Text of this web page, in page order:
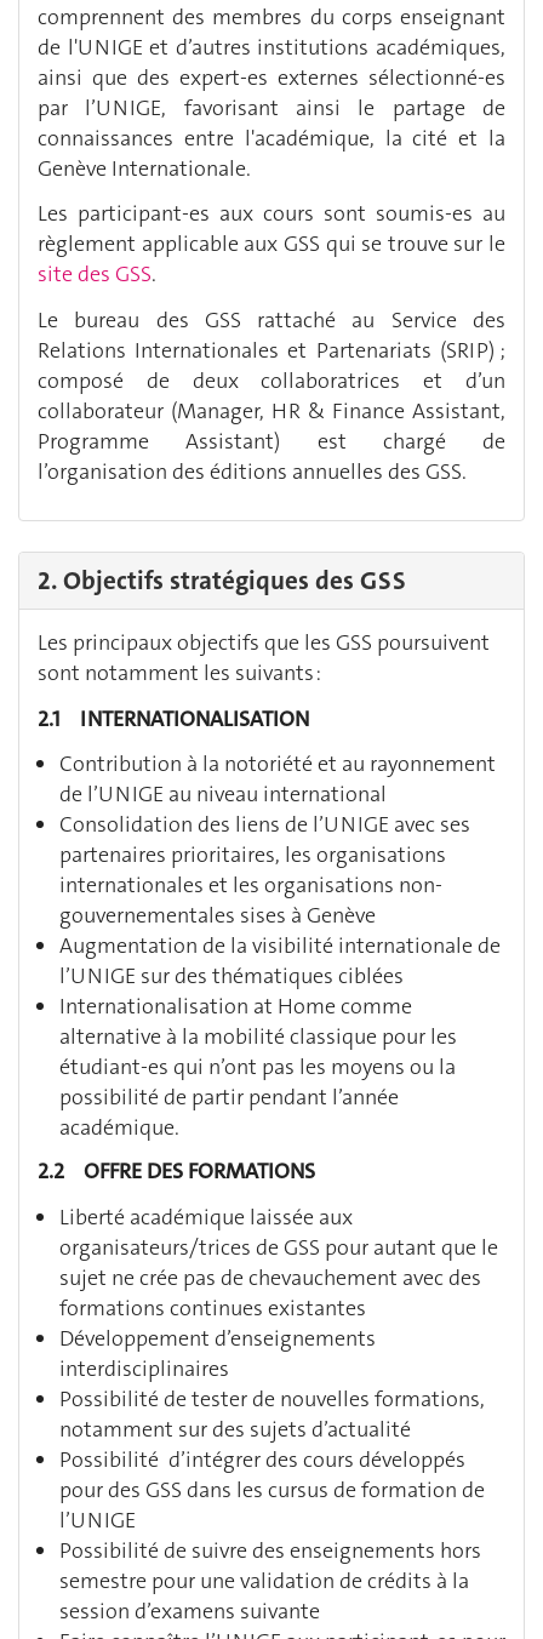
comprennent des membres du corps enseignant
de l'UNIGE et d’autres institutions académiques,
ainsi que des expert-es externes sélectionné-es
par l’UNIGE, favorisant ainsi le partage de
connaissances entre l'académique, la cité et la
Genève Internationale.
Les participant-es aux cours sont soumis-es au
règlement applicable aux GSS qui se trouve sur le
site des GSS.
Le bureau des GSS rattaché au Service des
Relations Internationales et Partenariats (SRIP) ;
composé de deux collaboratrices et d’un
collaborateur (Manager, HR & Finance Assistant,
Programme Assistant) est chargé de
l’organisation des éditions annuelles des GSS.
2. Objectifs stratégiques des GSS
Les principaux objectifs que les GSS poursuivent
sont notamment les suivants :
2.1 INTERNATIONALISATION
Contribution à la notoriété et au rayonnement
de l’UNIGE au niveau international
Consolidation des liens de l’UNIGE avec ses
partenaires prioritaires, les organisations
internationales et les organisations non-
gouvernementales sises à Genève
Augmentation de la visibilité internationale de
l’UNIGE sur des thématiques ciblées
Internationalisation at Home comme
alternative à la mobilité classique pour les
étudiant-es qui n’ont pas les moyens ou la
possibilité de partir pendant l’année
académique.
2.2 OFFRE DES FORMATIONS
Liberté académique laissée aux
organisateurs/trices de GSS pour autant que le
sujet ne crée pas de chevauchement avec des
formations continues existantes
Développement d’enseignements
interdisciplinaires
Possibilité de tester de nouvelles formations,
notamment sur des sujets d’actualité
Possibilité d’intégrer des cours développés
pour des GSS dans les cursus de formation de
l’UNIGE
Possibilité de suivre des enseignements hors
semestre pour une validation de crédits à la
session d’examens suivante